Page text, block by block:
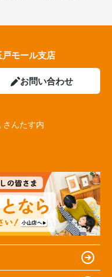
モール支店
お問い合わせ
んたす内